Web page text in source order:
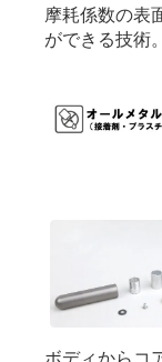
摩耗係数の表
ができる技術。
ボディからコ